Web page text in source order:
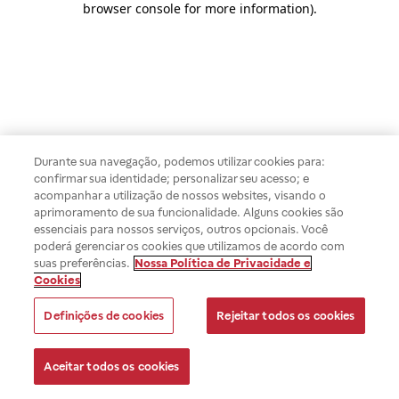
browser console for more information).
Durante sua navegação, podemos utilizar cookies para:
confirmar sua identidade; personalizar seu acesso; e
acompanhar a utilização de nossos websites, visando o
aprimoramento de sua funcionalidade. Alguns cookies são
essenciais para nossos serviços, outros opcionais. Você
poderá gerenciar os cookies que utilizamos de acordo com
suas preferências. Nossa Política de Privacidade e
Cookies
Definições de cookies Rejeitar todos os cookies
Aceitar todos os cookies